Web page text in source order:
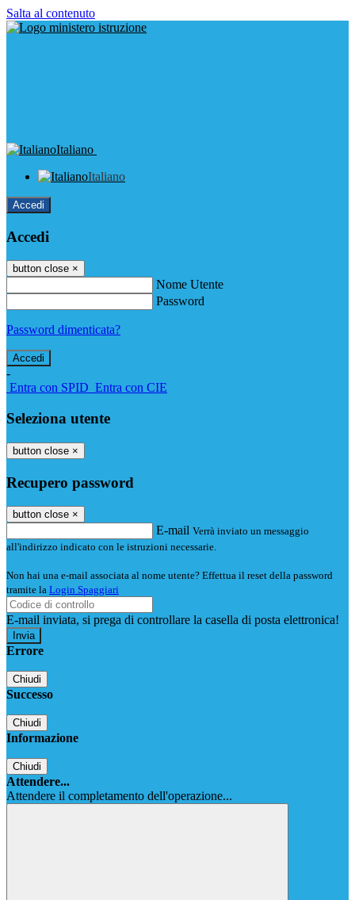
Salta al contenuto
Italiano
Italiano
Accedi
Accedi
button close ×
Nome Utente
Password
Password dimenticata?
-
Entra con SPID Entra con CIE
Seleziona utente
button close ×
Recupero password
button close ×
E-mail Verrà inviato un messaggio
all'indirizzo indicato con le istruzioni necessarie.
Non hai una e-mail associata al nome utente? Effettua il reset della password
tramite la Login Spaggiari
E-mail inviata, si prega di controllare la casella di posta elettronica!
Errore
Chiudi
Successo
Chiudi
Informazione
Chiudi
Attendere...
Attendere il completamento dell'operazione...